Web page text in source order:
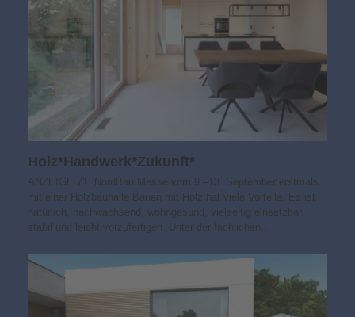
Holz*Handwerk*Zukunft*
ANZEIGE 71. NordBau-Messe vom 9.–13. September erstmals
mit einer Holzbauhalle Bauen mit Holz hat viele Vorteile. Es ist
natürlich, nachwachsend, wohngesund, vielseitig einsetzbar,
stabil und leicht vorzufertigen. Unter der fachlichen…